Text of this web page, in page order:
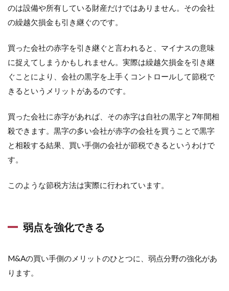
のは設備や所有している財産だけではありません。その会社
の繰越欠損金も引き継ぐのです。
買った会社の赤字を引き継ぐと言われると、マイナスの意味
に捉えてしまうかもしれません。実際は繰越欠損金を引き継
ぐことにより、会社の黒字を上手くコントロールして節税で
きるというメリットがあるのです。
買った会社に赤字があれば、その赤字は自社の黒字と7年間相
殺できます。黒字の多い会社が赤字の会社を買うことで黒字
と相殺する結果、買い手側の会社が節税できるというわけで
す。
このような節税方法は実際に行われています。
弱点を強化できる
M&Aの買い手側のメリットのひとつに、弱点分野の強化があ
ります。